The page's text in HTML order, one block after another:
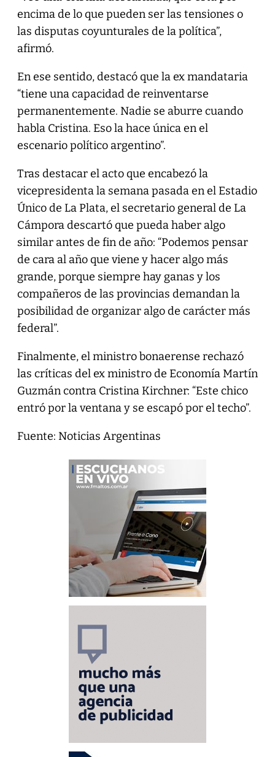
encima de lo que pueden ser las tensiones o
las disputas coyunturales de la política”,
afirmó.
En ese sentido, destacó que la ex mandataria
“tiene una capacidad de reinventarse
permanentemente. Nadie se aburre cuando
habla Cristina. Eso la hace única en el
escenario político argentino”.
Tras destacar el acto que encabezó la
vicepresidenta la semana pasada en el Estadio
Único de La Plata, el secretario general de La
Cámpora descartó que pueda haber algo
similar antes de fin de año: “Podemos pensar
de cara al año que viene y hacer algo más
grande, porque siempre hay ganas y los
compañeros de las provincias demandan la
posibilidad de organizar algo de carácter más
federal”.
Finalmente, el ministro bonaerense rechazó
las críticas del ex ministro de Economía Martín
Guzmán contra Cristina Kirchner: “Este chico
entró por la ventana y se escapó por el techo”.
Fuente: Noticias Argentinas